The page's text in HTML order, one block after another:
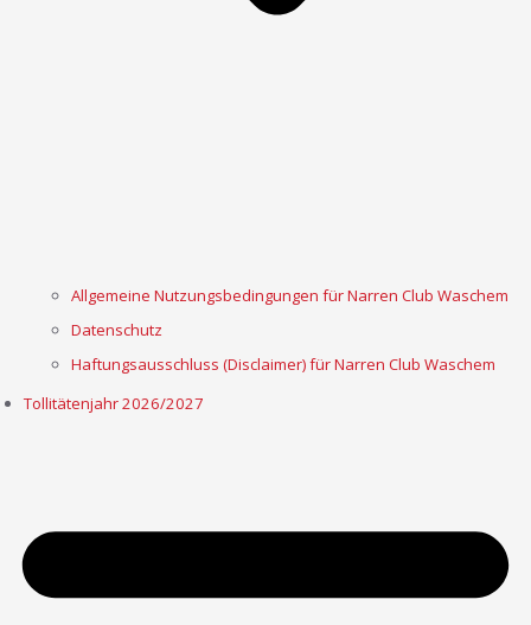
Allgemeine Nutzungsbedingungen für Narren Club Waschem
Datenschutz
Haftungsausschluss (Disclaimer) für Narren Club Waschem
Tollitätenjahr 2026/2027